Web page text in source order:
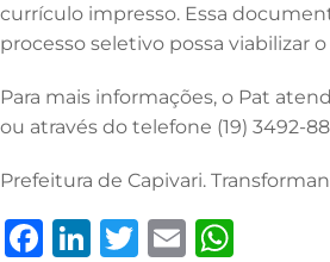
currículo impresso. Essa
processo seletivo possa viabilizar
Para mais informações, o Pat
ou através do telefone (19) 3492-
Prefeitura de Capivari.
F
Li T
E